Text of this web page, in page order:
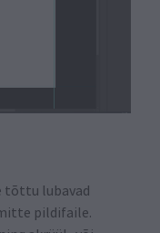
tõttu lubavad
pildifaile.